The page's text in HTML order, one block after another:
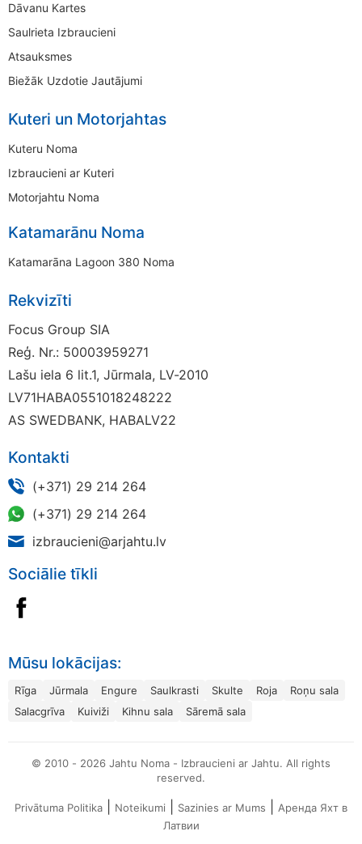
Dāvanu Kartes
Saulrieta Izbraucieni
Atsauksmes
Biežāk Uzdotie Jautājumi
Kuteri un Motorjahtas
Kuteru Noma
Izbraucieni ar Kuteri
Motorjahtu Noma
Katamarānu Noma
Katamarāna Lagoon 380 Noma
Rekvizīti
Focus Group SIA
Reģ. Nr.: 50003959271
Lašu iela 6 lit.1, Jūrmala, LV-2010
LV71HABA0551018248222
AS SWEDBANK, HABALV22
Kontakti
(+371) 29 214 264
(+371) 29 214 264
izbraucieni@arjahtu.lv
Sociālie tīkli
Mūsu lokācijas:
Rīga Jūrmala Engure Saulkrasti Skulte Roja
Roņu sala
Salacgrīva
Kuiviži Kihnu sala Sāremā sala
© 2010 - 2026 Jahtu Noma - Izbraucieni ar Jahtu. All rights
reserved.
Privātuma Politika Noteikumi Sazinies ar Mums
Аренда Яхт в
Латвии